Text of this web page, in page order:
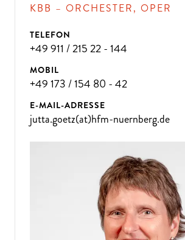
KBB – ORCHESTER, OPER
TELEFON
+49 911 / 215 22 - 144
MOBIL
+49 173 / 154 80 - 42
E-MAIL-ADRESSE
jutta.goetz(at)hfm-nuernberg.de